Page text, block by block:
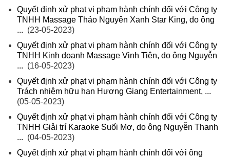
Quyết định xử phạt vi phạm hành chính đối với Công ty
TNHH Massage Thảo Nguyên Xanh Star King, do ông
... (23-05-2023)
Quyết định xử phạt vi phạm hành chính đối với Công ty
TNHH Kinh doanh Massage Vinh Tiên, do ông Nguyễn
... (16-05-2023)
Quyết định xử phạt vi phạm hành chính đối với Công ty
Trách nhiệm hữu hạn Hương Giang Entertainment, ...
(05-05-2023)
Quyết định xử phạt vi phạm hành chính đối với Công ty
TNHH Giải trí Karaoke Suối Mơ, do ông Nguyễn Thanh
... (04-05-2023)
Quyết định xử phạt vi phạm hành chính đối với ông